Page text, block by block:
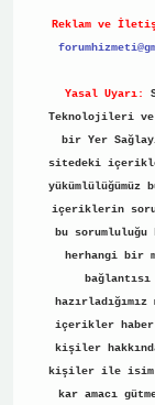
Reklam ve
Yasal Uyarı:
Teknolojileri ve
bir Yer
sitedeki
yükümlülüğümüz
içeriklerin
bu
herhangi bir
içerikler haber
kişiler
kişiler ile isim
kar amacı